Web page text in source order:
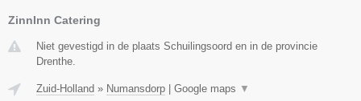
ZinnInn Catering
Niet gevestigd in de plaats Schuilingsoord en in de provincie
Drenthe.
Zuid-Holland » Numansdorp Google maps ▼